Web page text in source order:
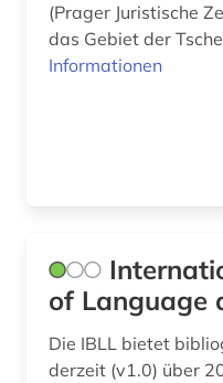
(Prager Juristische
das Gebiet der
Informationen
of Language
Die IBLL bietet
derzeit (v1.0) über